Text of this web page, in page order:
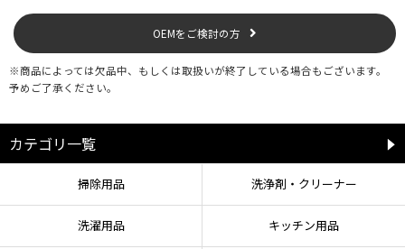
●床面が洗剤等で滑りやすい場合は注意して使用してください。
●熱いお湯(約50℃以上)をかけないでください。高温により縮みや変形を生じる
恐れがあります。
●直射日光や風雨に長時間当たると劣化や色褪せたりすることがあります。
●直射日光が当たらない風通しの良い場所に保管してください。
●用途以外には使用しないでください。
【お手入れ方法】
●油が付着したら直ぐに中性洗剤で洗浄して取り除いてください。
OEMをご検討の方
※商品によっては欠品中、もしくは取扱いが終了している場合もございます。
予めご了承ください。
カテゴリ一覧
掃除用品 洗浄剤・クリーナー
洗濯用品 キッチン用品